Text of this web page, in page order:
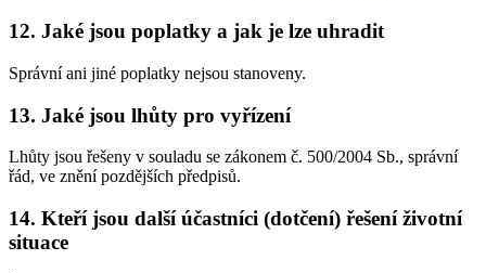
12. Jaké jsou poplatky a jak je lze uhradit
Správní ani jiné poplatky nejsou stanoveny.
13. Jaké jsou lhůty pro vyřízení
Lhůty jsou řešeny v souladu se zákonem č. 500/2004 Sb., správní
řád, ve znění pozdějších předpisů.
14. Kteří jsou další účastníci (dotčení) řešení životní
situace